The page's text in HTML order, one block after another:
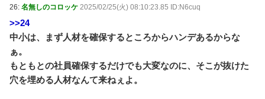
26: 名無しのコロッケ 2025/02/25(火) 08:10:23.85 ID:N6cuq
>>24
中小は、まず人材を確保するところからハンデあるからな
ぁ。
もともとの社員確保するだけでも大変なのに、そこが抜けた
穴を埋める人材なんて来ねぇよ。